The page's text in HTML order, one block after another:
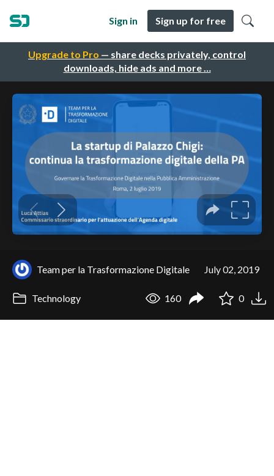
Upgrade to Pro — share decks privately, control
downloads, hide ads and more …
Sign in Sign up for free
Team per la Trasformazione Digitale July 02, 2019
Technology 160 0